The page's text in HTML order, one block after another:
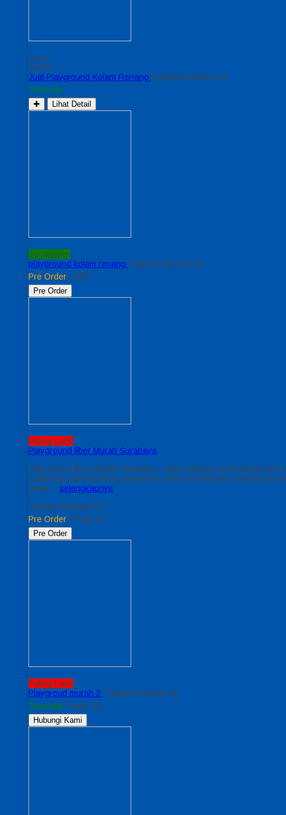
Diskon
nan%
Jual Playground Kolam Renang *Harga Hubungi CS
Tersedia
✚ Lihat Detail
Terpopuler
playground kolam renang *Harga Hubungi CS
Pre Order / 068
Pre Order
Paling Laris
Playground fiber Murah Surabaya
Playground fiber Murah Surabaya Kami melayani jual playground
Lampung, dan kota-kota lainnya di seluruh Indonesia.
minat… selengkapnya
*Harga Hubungi CS
Pre Order / Kode 47
Pre Order
Paling Laris
Playgroud murah 2 *Harga Hubungi CS
Tersedia / kode 18
Hubungi Kami